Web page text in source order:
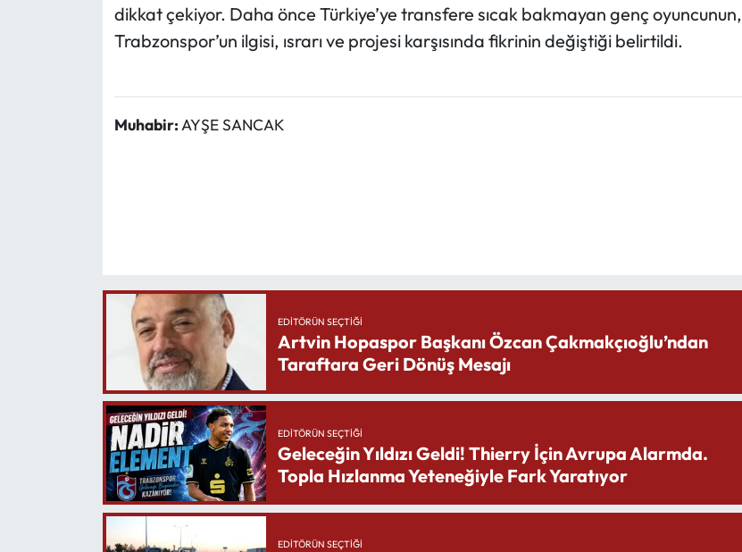
dikkat çekiyor. Daha önce Türkiye’ye transfere sıcak bakmayan genç oyuncunun,
Trabzonspor’un ilgisi, ısrarı ve projesi karşısında fikrinin değiştiği belirtildi.
Muhabir:AYŞE SANCAK
EDITÖRÜN SEÇTIĞI
Artvin Hopaspor Başkanı Özcan Çakmakçıoğlu’ndan
Taraftara Geri Dönüş Mesajı
EDITÖRÜN SEÇTIĞI
Geleceğin Yıldızı Geldi! Thierry İçin Avrupa Alarmda.
Topla Hızlanma Yeteneğiyle Fark Yaratıyor
EDITÖRÜN SEÇTIĞI